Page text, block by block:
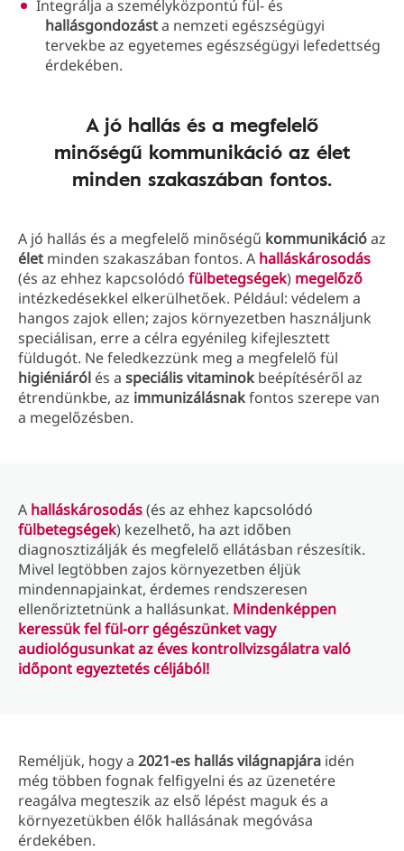
Integrálja a személyközpontú fül- és
hallásgondozásta nemzeti egészségügyi
tervekbe az egyetemes egészségügyi lefedettség
érdekében.
A jó hallás és a megfelelő
minőségű kommunikáció az élet
minden szakaszában fontos.
A jó hallás és a megfelelő minőségű kommunikációaz
élet minden szakaszában fontos. A halláskárosodás
(és az ehhez kapcsolódó fülbetegségek) megelőző
intézkedésekkel elkerülhetőek. Például: védelem a
hangos zajok ellen; zajos környezetben használjunk
speciálisan, erre a célra egyénileg kifejlesztett
füldugót. Ne feledkezzünk meg a megfelelő fül
higiéniáról és a speciális vitaminok beépítéséről az
étrendünkbe, az immunizálásnakfontos szerepe van
a megelőzésben.
A halláskárosodás(és az ehhez kapcsolódó
fülbetegségek) kezelhető, ha azt időben
diagnosztizálják és megfelelő ellátásban részesítik.
Mivel legtöbben zajos környezetben éljük
mindennapjainkat, érdemes rendszeresen
ellenőriztetnünk a hallásunkat. Mindenképpen
keressük fel fül-orr gégészünket vagy
audiológusunkat az éves kontrollvizsgálatra való
időpont egyeztetés céljából!
Reméljük, hogy a 2021-es hallás világnapjára idén
még többen fognak felfigyelni és az üzenetére
reagálva megteszik az első lépést maguk és a
környezetükben élők hallásának megóvása
érdekében.